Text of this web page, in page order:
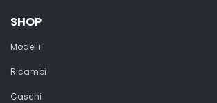
SHOP
Modelli
Ricambi
Caschi